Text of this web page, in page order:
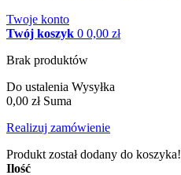
Twoje konto
Twój koszyk 0 0,00 zł
Brak produktów
Do ustalenia Wysyłka
0,00 zł Suma
Realizuj zamówienie
Produkt został dodany do koszyka!
Ilość